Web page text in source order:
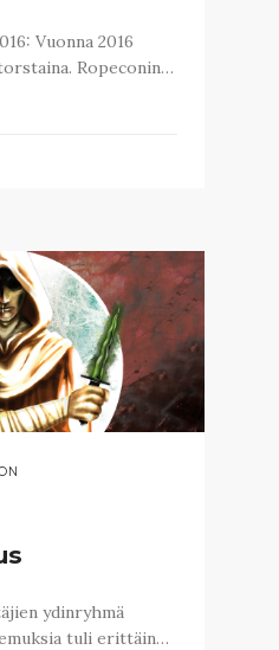
Vuonna 2016
Ropeconin…
ydinryhmä
tuli erittäin…